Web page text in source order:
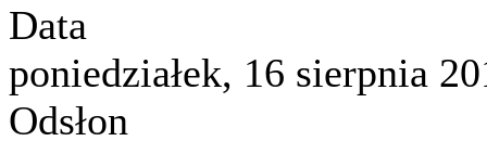
Data
poniedziałek, 16 sierpnia
Odsłon